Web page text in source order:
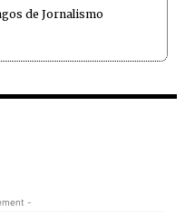
de Jornalismo
-